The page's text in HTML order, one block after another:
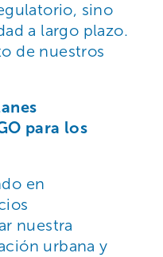
sino
a largo plazo.
de nuestros
para los
en
nuestra
urbana y